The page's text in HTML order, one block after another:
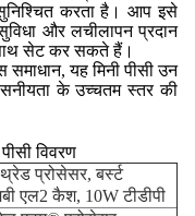
करता है। आप इसे
और लचीलापन प्रदान
सेट कर सकते हैं।
समाधान, यह मिनी पीसी उन
के उच्चतम स्तर की
विवरण
प्रोसेसर, बर्स्ट
एल2 कैश, 10W टीडीपी